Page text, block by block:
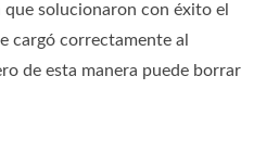
solucionaron con éxito el
cargó correctamente al
de esta manera puede borrar